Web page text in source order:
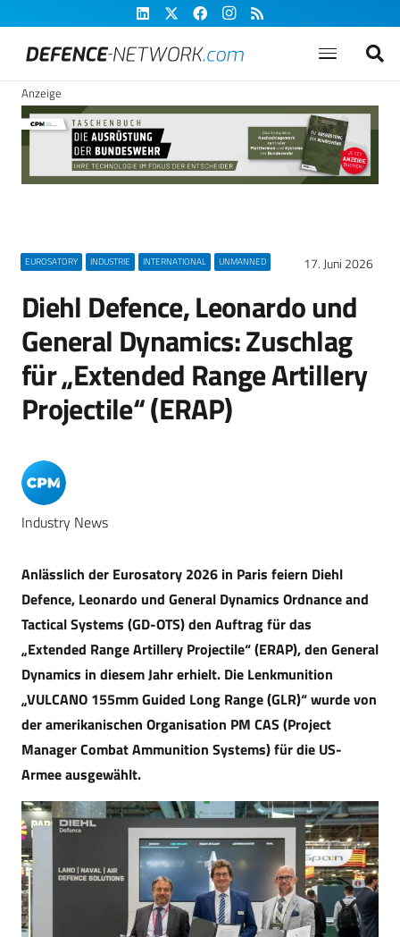
Anzeige
EUROSATORY INDUSTRIE INTERNATIONAL UNMANNED 17. Juni 2026
Diehl Defence, Leonardo und
General Dynamics: Zuschlag
für „Extended Range Artillery
Projectile“ (ERAP)
Industry News
Anlässlich der Eurosatory 2026 in Paris feiern Diehl
Defence, Leonardo und General Dynamics Ordnance and
Tactical Systems (GD-OTS) den Auftrag für das
„Extended Range Artillery Projectile“ (ERAP), den General
Dynamics in diesem Jahr erhielt. Die Lenkmunition
„VULCANO 155mm Guided Long Range (GLR)“ wurde von
der amerikanischen Organisation PM CAS (Project
Manager Combat Ammunition Systems) für die US-
Armee ausgewählt.